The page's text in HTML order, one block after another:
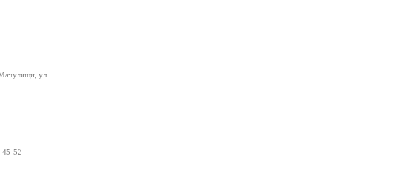
ул.
45-52